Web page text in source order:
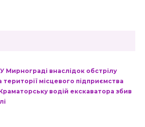
У Мирнограді внаслідок обстрілу
місцевого підприємства
водій екскаватора збив